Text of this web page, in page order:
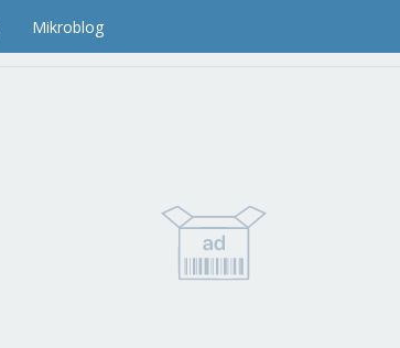
Mikroblog